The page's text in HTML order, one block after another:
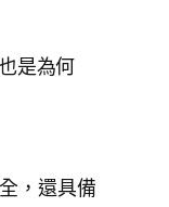
是為何
，還具備